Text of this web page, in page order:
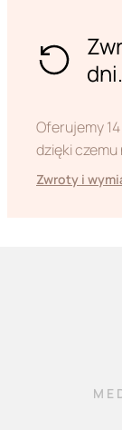
dni.
Oferujemy
dzięki czemu
Zwroty i